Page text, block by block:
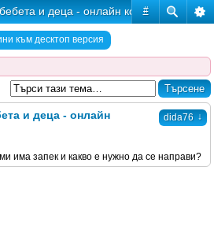
#
и деца - онлайн консултация
към десктоп версия
dida76 ↓
и деца - онлайн
има запек и какво е нужно да се направи?